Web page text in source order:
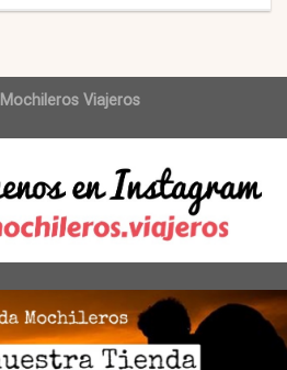
Mochileros Viajeros